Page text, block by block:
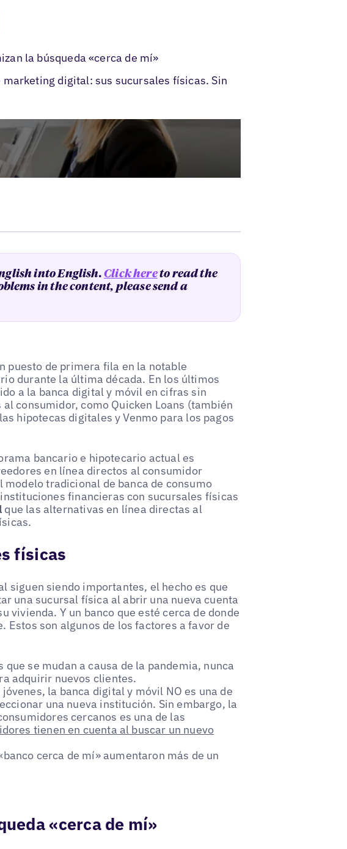
de mí»
la búsqueda «cerca de mí»
digital: sus sucursales físicas. Sin
into English. Click hereto read the
in the content, please send a
puesto de primera fila en la notable
durante la última década. En los últimos
a la banca digital y móvil en cifras sin
consumidor, como Quicken Loans (también
hipotecas digitales y Venmo para los pagos
bancario e hipotecario actual es
en línea directos al consumidor
tradicional de banca de consumo
financieras con sucursales físicas
que las alternativas en línea directas al
físicas
siguen siendo importantes, el hecho es que
una sucursal física al abrir una nueva cuenta
vivienda. Y un banco que esté cerca de donde
son algunos de los factores a favor de
que se mudan a causa de la pandemia, nunca
adquirir nuevos clientes.
la banca digital y móvil NO es una de
una nueva institución. Sin embargo, la
cercanos es una de las
tienen en cuenta al buscar un nuevo
cerca de mí» aumentaron más de un
«cerca de mí»